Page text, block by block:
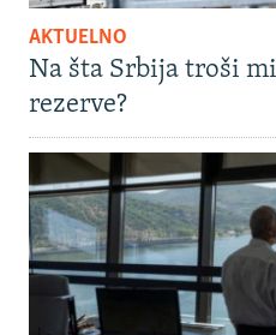
AKTUELNO
Na šta Srbija troši
rezerve?